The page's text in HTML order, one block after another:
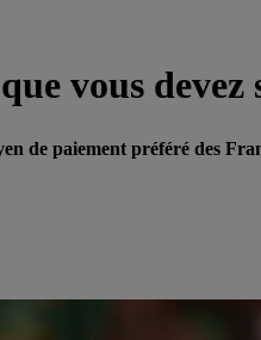
vous devez
de paiement préféré des